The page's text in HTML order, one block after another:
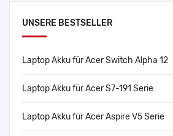
UNSERE BESTSELLER
Laptop Akku für Acer Switch Alpha 12
Laptop Akku für Acer S7-191 Serie
Laptop Akku für Acer Aspire V5 Serie